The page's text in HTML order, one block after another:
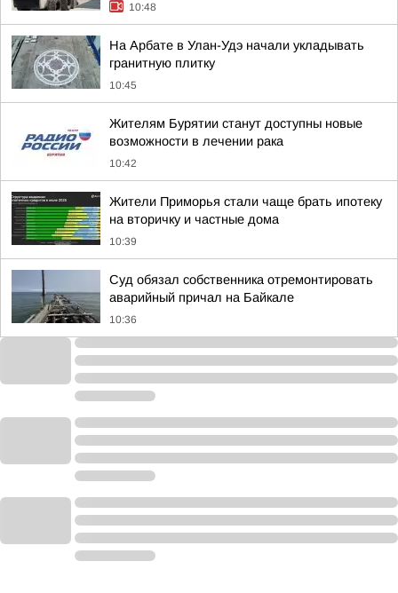
10:48
На Арбате в Улан-Удэ начали укладывать
гранитную плитку
10:45
Жителям Бурятии станут доступны новые
возможности в лечении рака
10:42
Жители Приморья стали чаще брать ипотеку
на вторичку и частные дома
10:39
Суд обязал собственника отремонтировать
аварийный причал на Байкале
10:36